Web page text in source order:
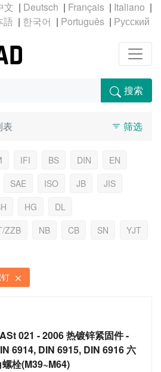
| | |
|
| | |
搜索
表 筛选
IFI BS DIN
EN
SAE ISO JB
JIS
HG
DL
ZZB NB CB SN
YJT
021 - 2006 热镀锌紧固件 -
6914, DIN 6915, DIN 6916 六
栓(M39~M64)